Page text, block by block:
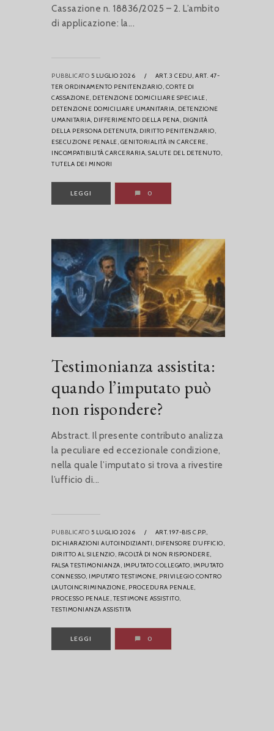
Cassazione n. 18836/2025 – 2. L’ambito
di applicazione: la...
PUBBLICATO 5 LUGLIO 2026 / ART. 3 CEDU, ART. 47-
TER ORDINAMENTO PENITENZIARIO, CORTE DI
CASSAZIONE, DETENZIONE DOMICILIARE SPECIALE,
DETENZIONE DOMICILIARE UMANITARIA, DETENZIONE
UMANITARIA, DIFFERIMENTO DELLA PENA, DIGNITÀ
DELLA PERSONA DETENUTA, DIRITTO PENITENZIARIO,
ESECUZIONE PENALE, GENITORIALITÀ IN CARCERE,
INCOMPATIBILITÀ CARCERARIA, SALUTE DEL DETENUTO,
TUTELA DEI MINORI
LEGGI 0
Testimonianza assistita:
quando l’imputato può
non rispondere?
Abstract. Il presente contributo analizza
la peculiare ed eccezionale condizione,
nella quale l’imputato si trova a rivestire
l’ufficio di...
PUBBLICATO 5 LUGLIO 2026 /
ART. 197-BIS C.P.P.,
DICHIARAZIONI AUTOINDIZIANTI, DIFENSORE D’UFFICIO,
DIRITTO AL SILENZIO, FACOLTÀ DI NON RISPONDERE,
FALSA TESTIMONIANZA, IMPUTATO COLLEGATO, IMPUTATO
CONNESSO, IMPUTATO TESTIMONE, PRIVILEGIO CONTRO
L’AUTOINCRIMINAZIONE, PROCEDURA PENALE,
PROCESSO PENALE, TESTIMONE ASSISTITO,
TESTIMONIANZA ASSISTITA
LEGGI 0